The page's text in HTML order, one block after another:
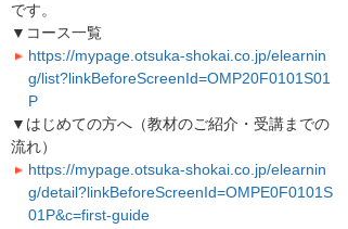
です。
▼コース一覧
https://mypage.otsuka-shokai.co.jp/elearnin
g/list?linkBeforeScreenId=OMP20F0101S01
P
▼はじめての方へ（教材のご紹介・受講までの
流れ）
https://mypage.otsuka-shokai.co.jp/elearnin
g/detail?linkBeforeScreenId=OMPE0F0101S
01P&c=first-guide